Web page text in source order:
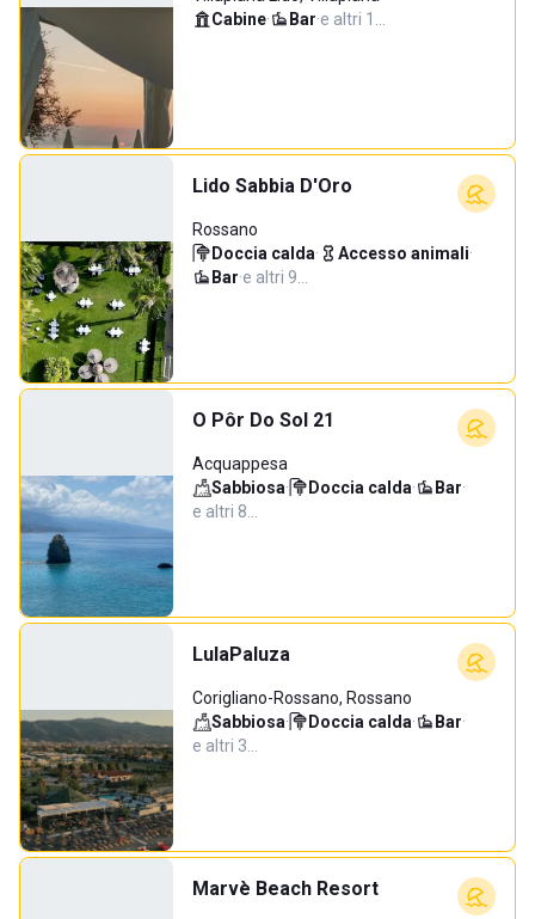
Cabine· Bar·e altri 1…
Lido Sabbia D'Oro
Rossano
Doccia calda· Accesso animali·
Bar·e altri 9…
O Pôr Do Sol 21
Acquappesa
Sabbiosa· Doccia calda· Bar·
e altri 8…
LulaPaluza
Corigliano-Rossano, Rossano
Sabbiosa· Doccia calda· Bar·
e altri 3…
Marvè Beach Resort